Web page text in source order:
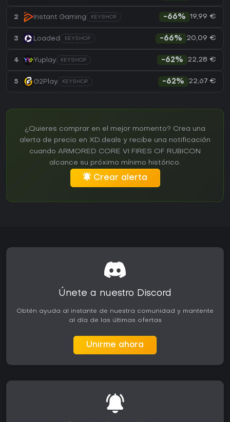
2 Instant Gaming KEYSHOP -66% 19,99 €
3 Loaded KEYSHOP -66% 20,09 €
4 Yuplay KEYSHOP -62% 22,28 €
5 G2Play KEYSHOP -62% 22,67 €
¿Quieres comprar en el mejor momento? Crea una
alerta de precio en XD.deals y recibe una notificación
cuando ARMORED CORE VI FIRES OF RUBICON
alcance su próximo mínimo histórico.
Crear alerta
Únete a nuestro Discord
Obtén ayuda al instante de nuestra comunidad y mantente
al día de las últimas ofertas
Unirme ahora